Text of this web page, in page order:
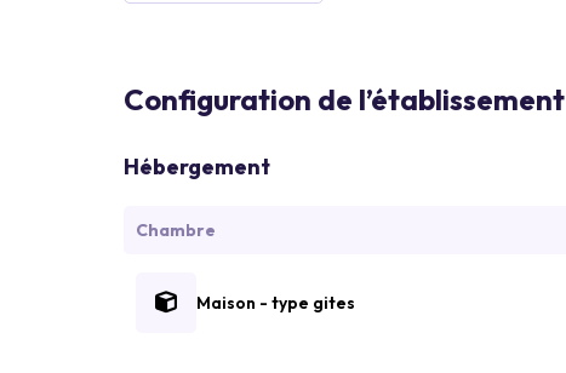
Configuration de l’établissement
Hébergement
Chambre
Maison - type gites